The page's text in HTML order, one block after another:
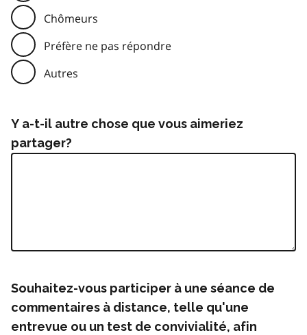
Chômeurs
Préfère ne pas répondre
Autres
Y a-t-il autre chose que vous aimeriez
partager?
Souhaitez-vous participer à une séance de
commentaires à distance, telle qu'une
entrevue ou un test de convivialité, afin